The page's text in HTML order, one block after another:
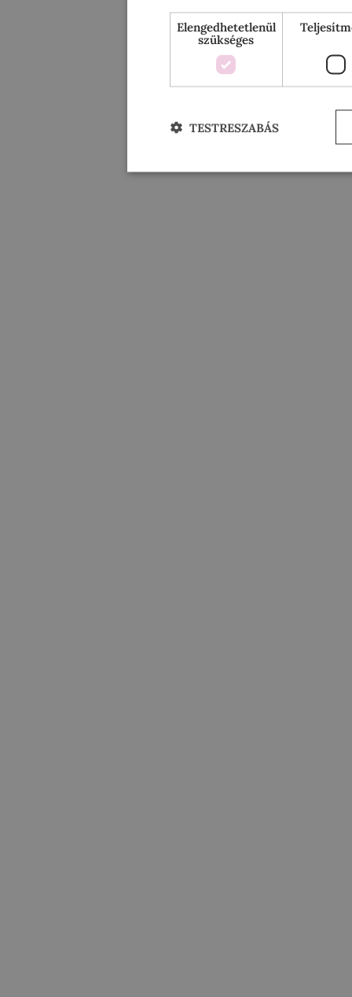
Elengedhetetlenül
szükséges
TESTRESZABÁS